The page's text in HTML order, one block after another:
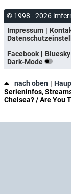
© 1998 - 2026
Impressum
Facebook
Bluesky
Dark-Mode
nach oben
Serieninfos,
Chelsea? / Are You